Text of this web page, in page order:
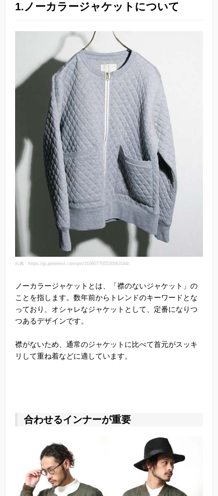
1.ノーカラージャケットについて
出典：https://jp.pinterest.com/pin/310607705530563164/
ノーカラージャケットとは、「襟のないジャケット」の
ことを指します。数年前からトレンドのキーワードとな
っており、オシャレなジャケットとして、定番になりつ
つあるデザインです。
襟がないため、通常のジャケットに比べて首元がスッキ
リして重ね着などに適しています。
合わせるインナーが重要